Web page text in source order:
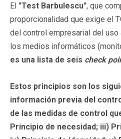
El "Test Barbulescu", que
proporcionalidad que exige el
del control empresarial del
los medios informáticos
es una lista de seis check
Estos principios son los
información previa del
de las medidas de control
Principio de necesidad; iii)